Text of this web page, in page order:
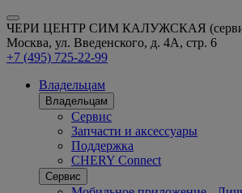
ЧЕРИ ЦЕНТР СИМ КАЛУЖСКАЯ
Москва, ул. Введенского, д. 4А, стр. 6
+7 (495) 725-22-99
Владельцам
Владельцам
Сервис
Запчасти и аксессуары
Поддержка
CHERY Connect
Сервис